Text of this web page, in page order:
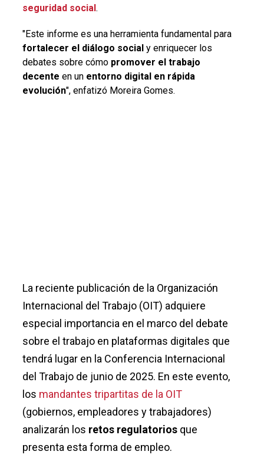
seguridad social.
"Este informe es una herramienta fundamental para
fortalecer el diálogo socialy enriquecer los
debates sobre cómo promover el trabajo
decente en un entorno digital en rápida
evolución", enfatizó Moreira Gomes.
La reciente publicación de la Organización
Internacional del Trabajo (OIT) adquiere
especial importancia en el marco del debate
sobre el trabajo en plataformas digitales que
tendrá lugar en la Conferencia Internacional
del Trabajo de junio de 2025. En este evento,
los mandantes tripartitas de la OIT
(gobiernos, empleadores y trabajadores)
analizarán los retos regulatoriosque
presenta esta forma de empleo.